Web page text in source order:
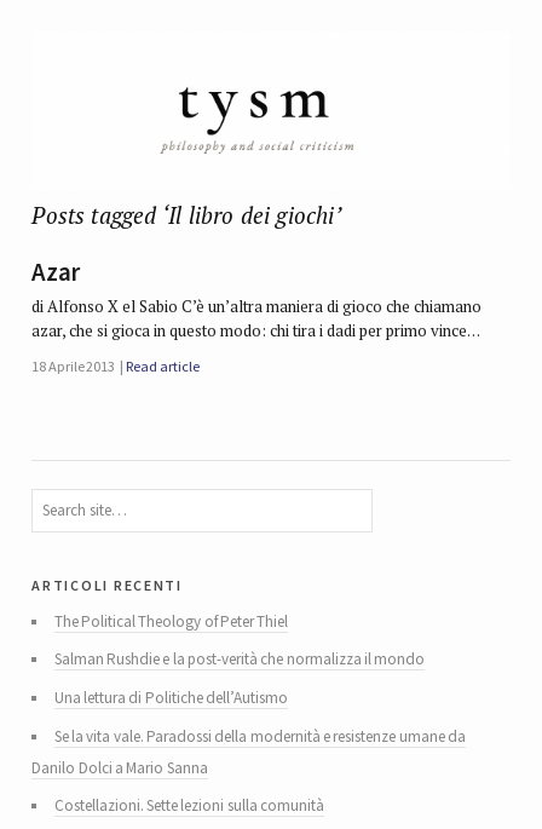
Posts tagged ‘Il libro dei giochi’
Azar
di Alfonso X el Sabio C’è un’altra maniera di gioco che chiamano
azar, che si gioca in questo modo: chi tira i dadi per primo vince…
18 Aprile 2013 Read article
articoli recenti
The Political Theology of Peter Thiel
Salman Rushdie e la post-verità che normalizza il mondo
Una lettura di Politiche dell’Autismo
Se la vita vale. Paradossi della modernità e resistenze umane da
Danilo Dolci a Mario Sanna
Costellazioni. Sette lezioni sulla comunità